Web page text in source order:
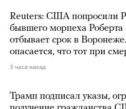
Reuters: США попросили
бывшего морпеха
отбывает срок в
опасается, что тот при
3 часа назад
Трамп подписал указы,